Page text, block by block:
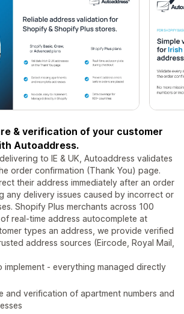
& verification of your customer
Autoaddress.
to IE & UK, Autoaddress validates
order confirmation (Thank You) page.
their address immediately after an order
any delivery issues caused by incorrect or
Shopify Plus merchants across 100
real-time address autocomplete at
types an address, we provide verified
address sources (Eircode, Royal Mail,
implement - everything managed directly
and verification of apartment numbers and